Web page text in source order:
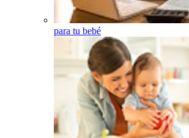
para tu bebé